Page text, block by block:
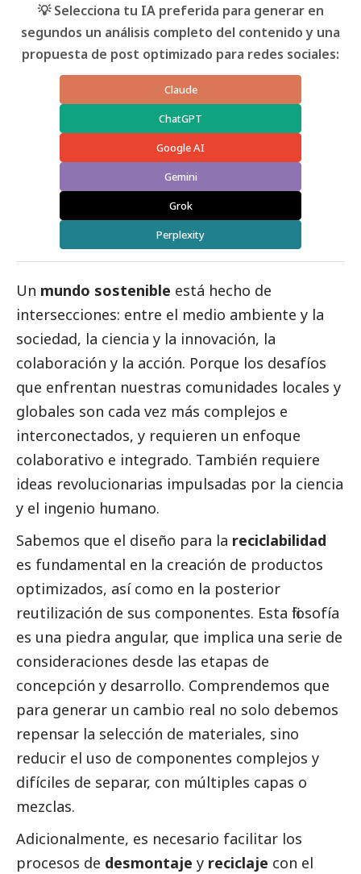
💡 Selecciona tu IA preferida para generar en
segundos un análisis completo del contenido y una
propuesta de post optimizado para redes sociales:
Claude
ChatGPT
Google AI
Gemini
Grok
Perplexity
Un mundo sostenible está hecho de
intersecciones: entre el medio ambiente y la
sociedad, la ciencia y la innovación, la
colaboración y la acción. Porque los desafíos
que enfrentan nuestras comunidades locales y
globales son cada vez más complejos e
interconectados, y requieren un enfoque
colaborativo e integrado. También requiere
ideas revolucionarias impulsadas por la ciencia
y el ingenio humano.
Sabemos que el diseño para la reciclabilidad
es fundamental en la creación de productos
optimizados, así como en la posterior
reutilización de sus componentes. Esta filosofía
es una piedra angular, que implica una serie de
consideraciones desde las etapas de
concepción y desarrollo. Comprendemos que
para generar un cambio real no solo debemos
repensar la selección de materiales, sino
reducir el uso de componentes complejos y
difíciles de separar, con múltiples capas o
mezclas.
Adicionalmente, es necesario facilitar los
procesos de desmontaje y reciclaje con el